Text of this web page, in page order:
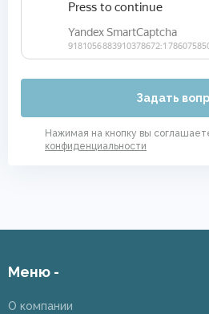
Задать
Нажимая на кнопку вы
конфиденциальности
Меню -
О компании